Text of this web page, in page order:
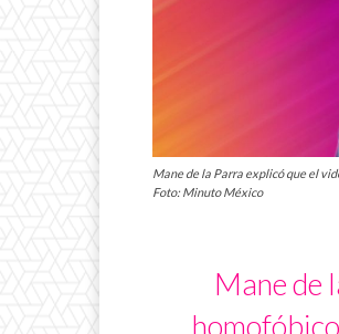
Mane de la Parra explicó que el
Foto: Minuto México
Mane de